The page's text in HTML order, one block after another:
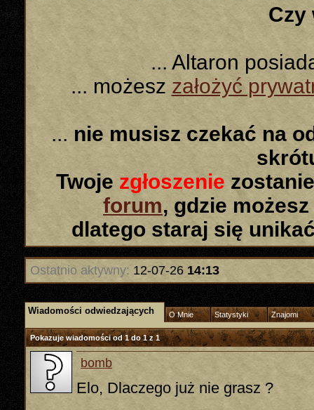
Czy
... Altaron
... możeszzałożyć
... nie musisz czekać na
Twoje zgłoszenie
forum, gdzie
dlatego staraj się
Ostatnio aktywny: 12-07-26 14:13
Wiadomości odwiedzających O Mnie Statystyki Znajomi
Pokazuje wiadomości od 1 do1z1
bomb
Elo, Dlaczego już nie grasz ?